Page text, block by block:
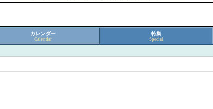
カレンダー
Calendar
特集
Special